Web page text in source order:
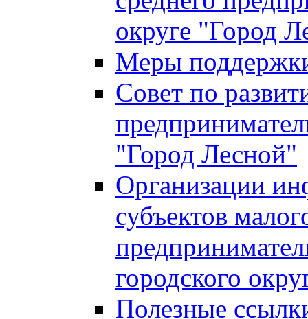
округе "Город
Меры
Совет по
"Город Лесной"
Организации
субъектов
городского
Полезные